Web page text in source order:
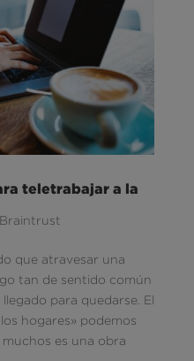
teletrabajar a la
que atravesar una
tan de sentido común
para quedarse. El
hogares» podemos
es una obra